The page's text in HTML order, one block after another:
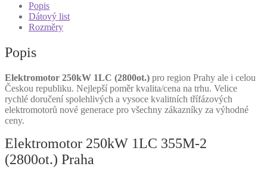
Popis
Dátový list
Rozměry
Popis
Elektromotor 250kW 1LC (2800ot.) pro region Prahy ale i celou
Českou republiku. Nejlepší poměr kvalita/cena na trhu. Velice
rychlé doručení spolehlivých a vysoce kvalitních třífázových
elektromotorů nové generace pro všechny zákazníky za výhodné
ceny.
Elektromotor 250kW 1LC 355M-2
(2800ot.) Praha